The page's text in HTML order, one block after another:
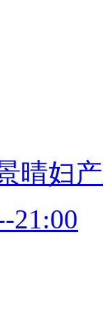
晴妇
21:00